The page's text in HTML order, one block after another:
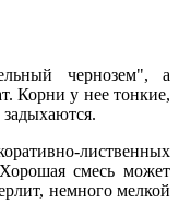
чернозем", а
Корни у нее тонкие,
лиственных
смесь может
немного мелкой